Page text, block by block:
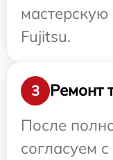
Fujitsu.
3
Ремонт
После
согласуем